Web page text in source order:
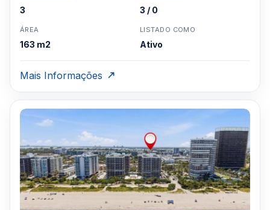
3 3 / 0
ÁREA
163 m2
LISTADO COMO
Ativo
Mais Informações